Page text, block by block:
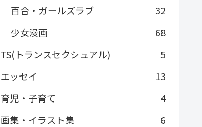
百合・ガールズラブ
32
少女漫画
68
TS(トランスセクシュアル)
5
エッセイ
13
育児・子育て
4
画集・イラスト集
6